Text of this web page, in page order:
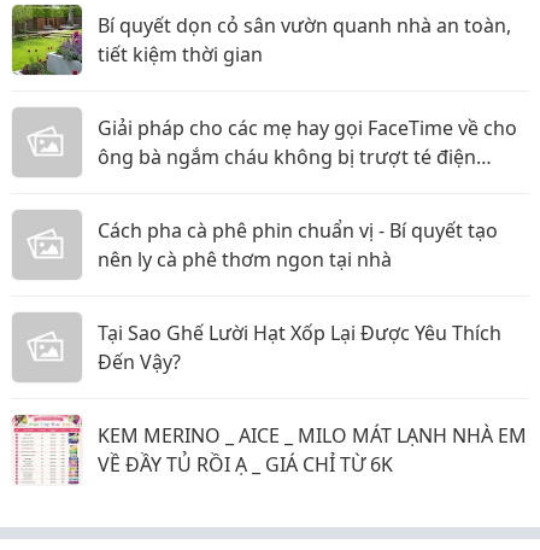
Bí quyết dọn cỏ sân vườn quanh nhà an toàn,
tiết kiệm thời gian
Giải pháp cho các mẹ hay gọi FaceTime về cho
ông bà ngắm cháu không bị trượt té điện
Cách pha cà phê phin chuẩn vị - Bí quyết tạo
nên ly cà phê thơm ngon tại nhà
Tại Sao Ghế Lười Hạt Xốp Lại Được Yêu Thích
Đến Vậy?
KEM MERINO _ AICE _ MILO MÁT LẠNH NHÀ EM
VỀ ĐẦY TỦ RỒI Ạ _ GIÁ CHỈ TỪ 6K